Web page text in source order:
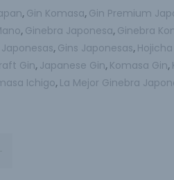
, Gin Komasa, Gin Premium
, Ginebra Japonesa, Ginebra
, Gins Japonesas,
Gin, Japanese Gin, Komasa Gin,
Ichigo, La Mejor Ginebra